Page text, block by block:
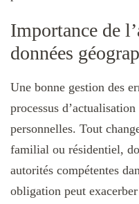
Importance de
données
Une bonne gestion des
processus
personnelles. Tout
familial ou résidentiel,
autorités compétentes
obligation peut